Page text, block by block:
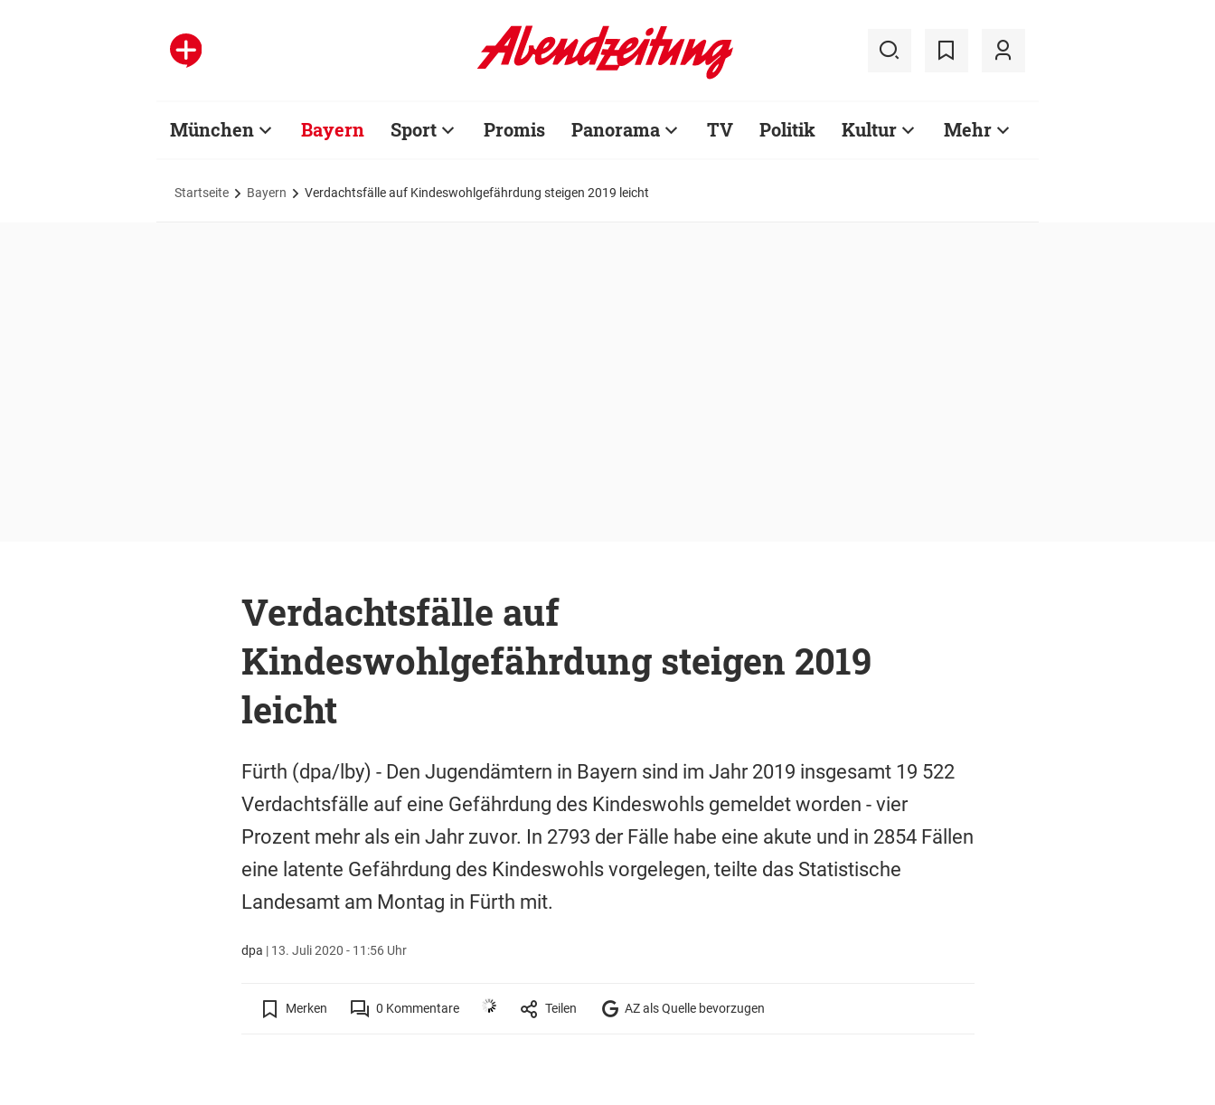
München Bayern Sport Promis Panorama TV Politik Kultur Mehr
Startseite Bayern Verdachtsfälle auf Kindeswohlgefährdung steigen 2019 leicht
Verdachtsfälle auf
Kindeswohlgefährdung steigen 2019
leicht
Fürth (dpa/lby) - Den Jugendämtern in Bayern sind im Jahr 2019 insgesamt 19 522
Verdachtsfälle auf eine Gefährdung des Kindeswohls gemeldet worden - vier
Prozent mehr als ein Jahr zuvor. In 2793 der Fälle habe eine akute und in 2854 Fällen
eine latente Gefährdung des Kindeswohls vorgelegen, teilte das Statistische
Landesamt am Montag in Fürth mit.
dpa | 13. Juli 2020 - 11:56 Uhr
Merken 0 Kommentare Teilen AZ als Quelle bevorzugen